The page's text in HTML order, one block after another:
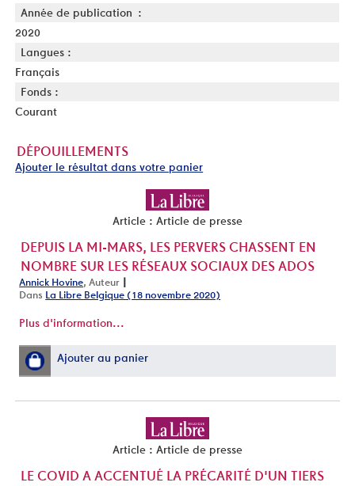
Année de publication :
2020
Langues :
Français
Fonds :
Courant
DÉPOUILLEMENTS
Ajouter le résultat dans votre panier
Article : Article de presse
DEPUIS LA MI-MARS, LES PERVERS CHASSENT EN
NOMBRE SUR LES RÉSEAUX SOCIAUX DES ADOS
Annick Hovine, Auteur |
Dans La Libre Belgique (18 novembre 2020)
Plus d'information...
Ajouter au panier
Article : Article de presse
LE COVID A ACCENTUÉ LA PRÉCARITÉ D'UN TIERS